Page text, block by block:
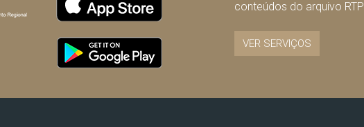
conteúdos do arquivo RTP
VER SERVIÇOS